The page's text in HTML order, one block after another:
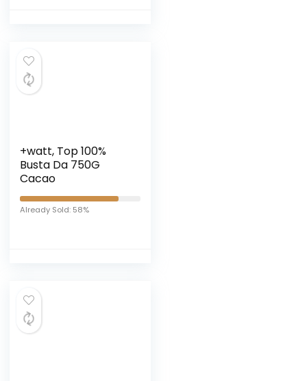
+watt, Top 100%
Busta Da 750G
Cacao
Already Sold: 58%